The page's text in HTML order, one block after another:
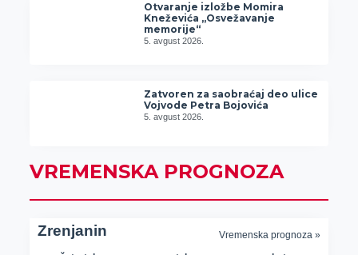
Otvaranje izložbe Momira
Kneževića „Osvežavanje
memorije“
5. avgust 2026.
Zatvoren za saobraćaj deo ulice
Vojvode Petra Bojovića
5. avgust 2026.
VREMENSKA PROGNOZA